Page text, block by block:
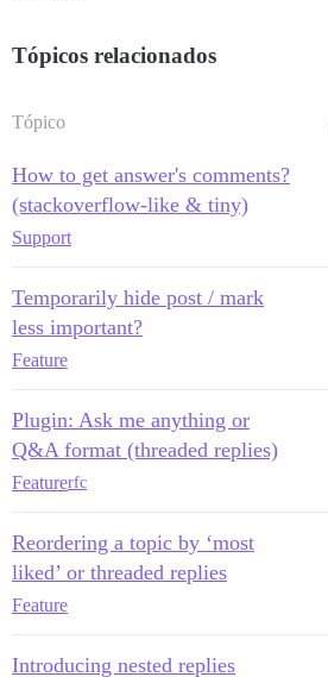
Tópicos relacionados
Tópico
How to get answer's comments?
(stackoverflow-like & tiny)
Support
Temporarily hide post / mark
less important?
Feature
Plugin: Ask me anything or
Q&A format (threaded replies)
Featurerfc
Reordering a topic by ‘most
liked’ or threaded replies
Feature
Introducing nested replies